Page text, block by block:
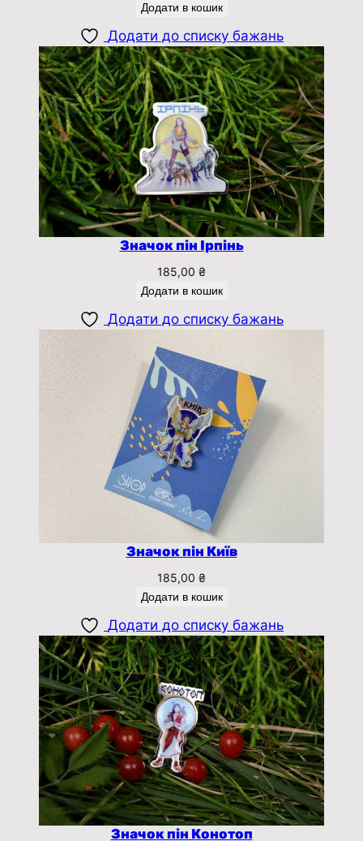
Додати в кошик
Додати до списку бажань
Значок пін Ірпінь
185,00 ₴
Додати в кошик
Додати до списку бажань
Значок пін Київ
185,00 ₴
Додати в кошик
Додати до списку бажань
Значок пін Конотоп